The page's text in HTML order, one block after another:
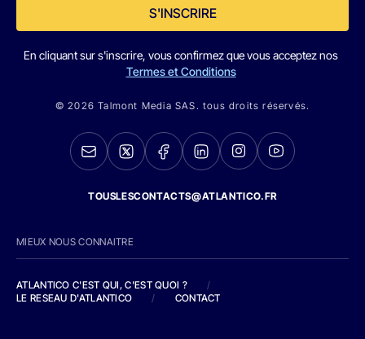
S'INSCRIRE
En cliquant sur s'inscrire, vous confirmez que vous acceptez nos
Termes et Conditions
© 2026 Talmont Media SAS. tous droits réservés.
TOUSLESCONTACTS@ATLANTICO.FR
MIEUX NOUS CONNAITRE
ATLANTICO C'EST QUI, C'EST QUOI ?
/
LE RESEAU D'ATLANTICO
/ CONTACT